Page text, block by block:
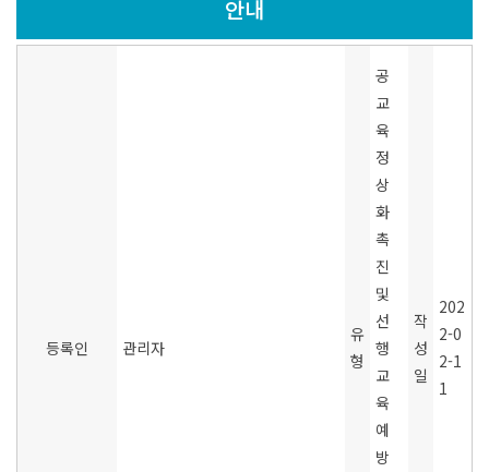
안내
등록인 관리자
유
형
공
교
육
정
상
화
촉
진
및
선
행
교
육
예
방
작
성
일
202
2-0
2-1
1